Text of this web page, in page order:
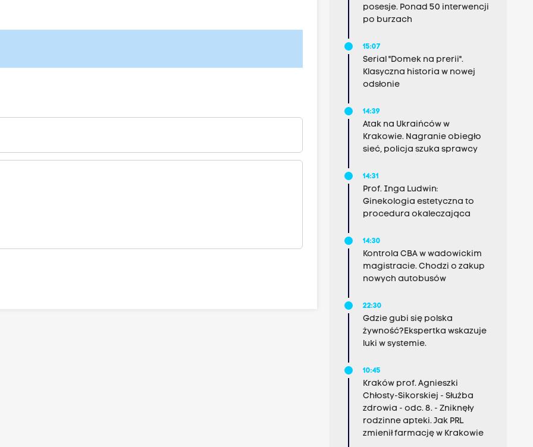
posesje. Ponad 50 interwencji
po burzach
15:07
Serial "Domek na prerii".
Klasyczna historia w nowej
odsłonie
14:39
Atak na Ukraińców w
Krakowie. Nagranie obiegło
sieć, policja szuka sprawcy
14:31
Prof. Inga Ludwin:
Ginekologia estetyczna to
procedura okaleczająca
14:30
Kontrola CBA w wadowickim
magistracie. Chodzi o zakup
nowych autobusów
22:30
Gdzie gubi się polska
żywność?Ekspertka wskazuje
luki w systemie.
10:45
Kraków prof. Agnieszki
Chłosty-Sikorskiej - Służba
zdrowia - odc. 8. - Zniknęły
rodzinne apteki. Jak PRL
zmienił farmację w Krakowie